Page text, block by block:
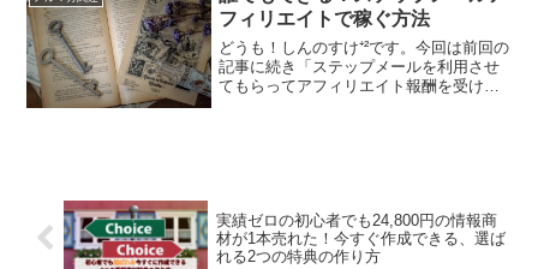
（上位表示が取れない...
フィリエイトで稼ぐ方法
どうも！しんのすけ⁺²です。今回は前回の
記事に続き「ステップメールを利用させ
てもらってアフィリエイト報酬を受け取
実績ゼロの初心者でも24,800円の情報商
材が1本売れた！今すぐ作成できる、選ば
れる2つの特典の作り方